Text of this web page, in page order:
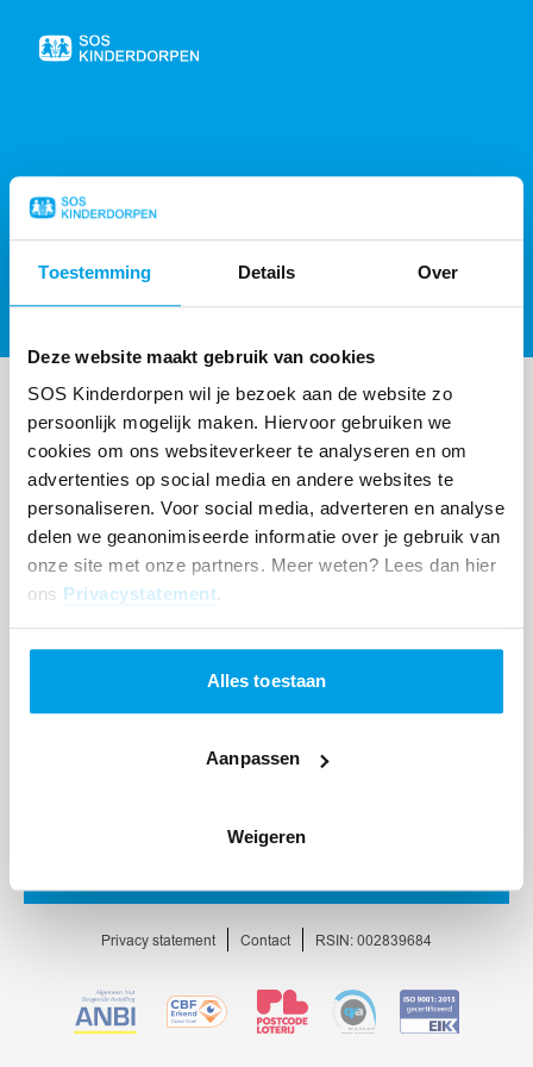
Toestemming Details Over
Deze website maakt gebruik van cookies
SOS Kinderdorpen wil je bezoek aan de website zo
persoonlijk mogelijk maken. Hiervoor gebruiken we
cookies om ons websiteverkeer te analyseren en om
advertenties op social media en andere websites te
personaliseren. Voor social media, adverteren en analyse
delen we geanonimiseerde informatie over je gebruik van
onze site met onze partners. Meer weten? Lees dan hier
ons Privacystatement.
Alles toestaan
Aanpassen
Weigeren
Naar
404, PAGINA NIET GEVONDEN
probeer de homepaginaofneem contact op
naar
homepage
Privacy statement Contact RSIN: 002839684